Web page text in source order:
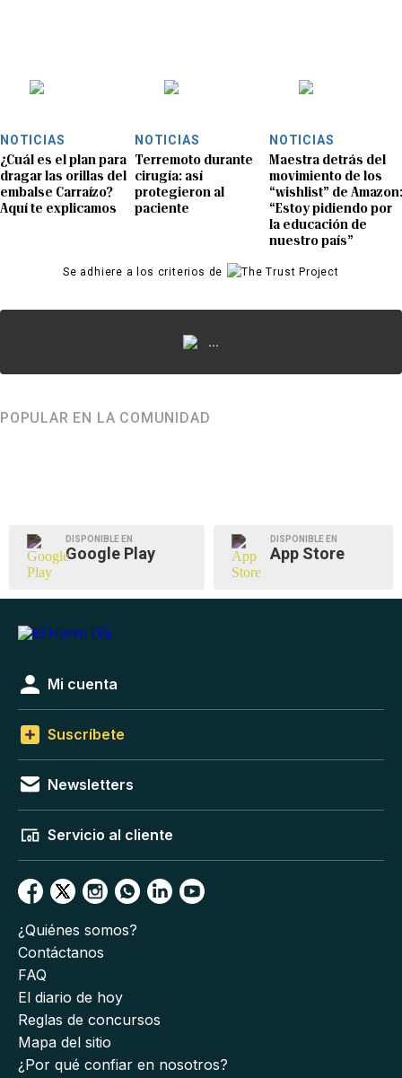
NOTICIAS
¿Cuál es el plan para
dragar las orillas del
embalse Carraízo?
Aquí te explicamos
NOTICIAS
Terremoto durante
cirugía: así
protegieron al
paciente
NOTICIAS
Maestra detrás del
movimiento de los
“wishlist” de Amazon:
“Estoy pidiendo por
la educación de
nuestro país”
Se adhiere a los criterios de
...
POPULAR EN LA COMUNIDAD
DISPONIBLE EN
Google Play
DISPONIBLE EN
App Store
Mi cuenta
Suscríbete
Newsletters
Servicio al cliente
¿Quiénes somos?
Contáctanos
FAQ
El diario de hoy
Reglas de concursos
Mapa del sitio
¿Por qué confiar en nosotros?